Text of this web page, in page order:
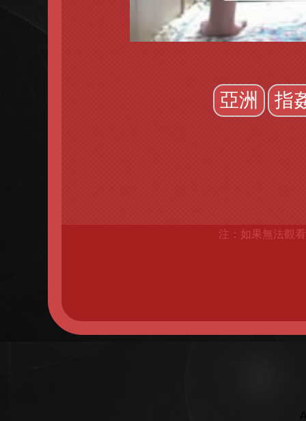
亞洲 指
注：如果無法觀